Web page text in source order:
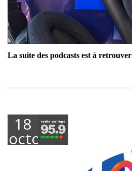
La suite des podcasts est à retrouver
18
octobre